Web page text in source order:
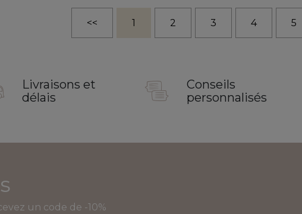
<< 1 2 3 4 5
Livraisons et
délais
Conseils
personnalisés
un code de -10%